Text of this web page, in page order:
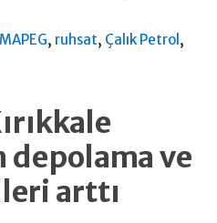
MAPEG, ruhsat, Çalık Petrol ,
depolama ve
arttı